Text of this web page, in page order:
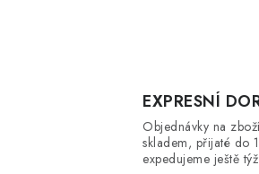
EXPRESNÍ
Objednávky na
skladem, přijaté do
expedujeme ještě